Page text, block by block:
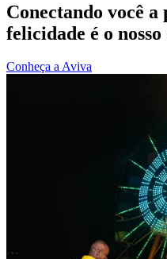
Conectando você a
felicidade é o nosso
Conheça a Aviva